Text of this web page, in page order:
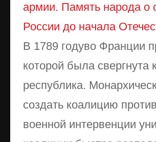
армии. Память народа о
России до начала
В 1789 годуво Франции
которой была свергнута
республика.
создать коалицию
военной интервенции